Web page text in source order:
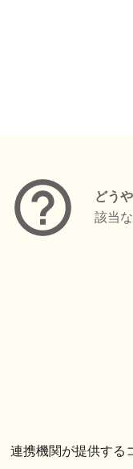
どう
該当
連携機関が提供する